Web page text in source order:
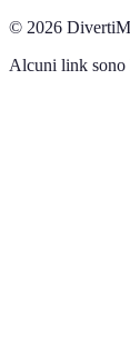
© 2026
Alcuni link